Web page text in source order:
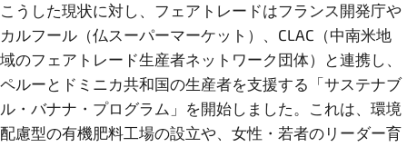
こうした現状に対し、フェアトレードはフランス開発庁や
カルフール（仏スーパーマーケット）、CLAC（中南米地
域のフェアトレード生産者ネットワーク団体）と連携し、
ペルーとドミニカ共和国の生産者を支援する「サステナブ
ル・バナナ・プログラム」を開始しました。これは、環境
配慮型の有機肥料工場の設立や、女性・若者のリーダー育